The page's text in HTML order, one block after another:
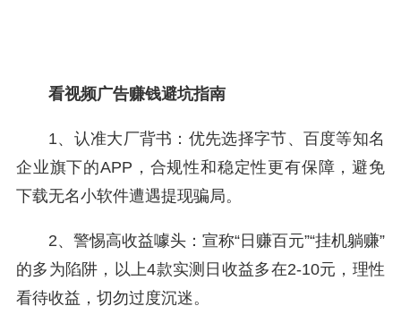
看视频广告赚钱避坑指南
1、认准大厂背书：优先选择字节、百度等知名
企业旗下的APP，合规性和稳定性更有保障，避免
下载无名小软件遭遇提现骗局。
2、警惕高收益噱头：宣称“日赚百元”“挂机躺赚”
的多为陷阱，以上4款实测日收益多在2-10元，理性
看待收益，切勿过度沉迷。